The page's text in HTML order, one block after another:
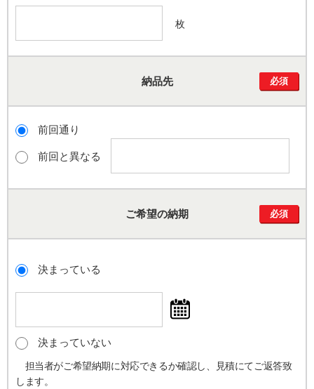
枚
納品先 必須
前回通り
前回と異なる
ご希望の納期 必須
決まっている
決まっていない
担当者がご希望納期に対応できるか確認し、見積にてご返答致
します。